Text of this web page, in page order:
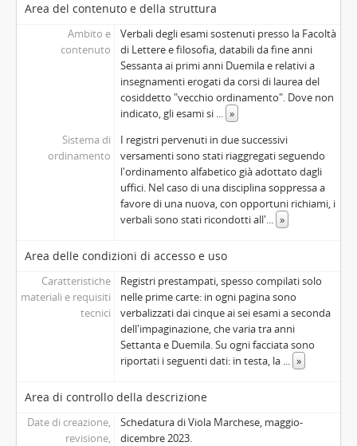
Area del contenuto e della struttura
Ambito e
contenuto
Verbali degli esami sostenuti presso la Facoltà
di Lettere e filosofia, databili da fine anni
Sessanta ai primi anni Duemila e relativi a
insegnamenti erogati da corsi di laurea del
cosiddetto "vecchio ordinamento". Dove non
indicato, gli esami si ... »
Sistema di
ordinamento
I registri pervenuti in due successivi
versamenti sono stati riaggregati seguendo
l'ordinamento alfabetico già adottato dagli
uffici. Nel caso di una disciplina soppressa a
favore di una nuova, con opportuni richiami, i
verbali sono stati ricondotti all'... »
Area delle condizioni di accesso e uso
Caratteristiche
materiali e requisiti
tecnici
Registri prestampati, spesso compilati solo
nelle prime carte: in ogni pagina sono
verbalizzati dai cinque ai sei esami a seconda
dell'impaginazione, che varia tra anni
Settanta e Duemila. Su ogni facciata sono
riportati i seguenti dati: in testa, la ... »
Area di controllo della descrizione
Date di creazione,
revisione,
Schedatura di Viola Marchese, maggio-
dicembre 2023.